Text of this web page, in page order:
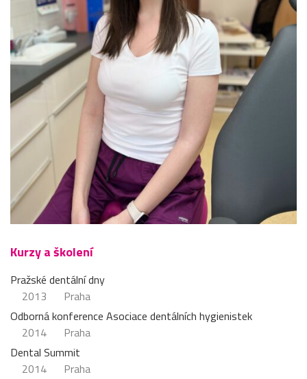
Kurzy a školení
Pražské dentální dny
2013
Praha
Odborná konference Asociace dentálních hygienistek
2014
Praha
Dental Summit
2014
Praha